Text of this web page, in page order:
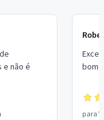
e não é
bom
para